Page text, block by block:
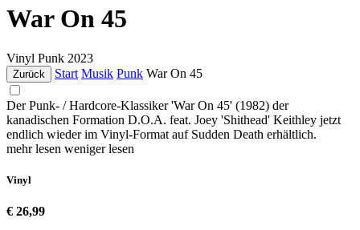
War On 45
Vinyl Punk 2023
Zurück Start Musik Punk War On 45
Der Punk- / Hardcore-Klassiker 'War On 45' (1982) der
kanadischen Formation D.O.A. feat. Joey 'Shithead' Keithley jetzt
endlich wieder im Vinyl-Format auf Sudden Death erhältlich.
mehr lesen weniger lesen
Vinyl
€ 26,99